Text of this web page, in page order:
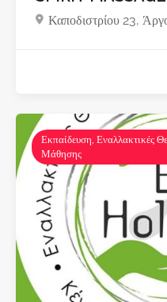
Καποδιστρίου 23,
Εκπαίδευση, Εναλλακτικές
Μάθησης